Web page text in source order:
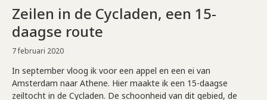
Zeilen in de Cycladen, een 15-
daagse route
7 februari 2020
In september vloog ik voor een appel en een ei van
Amsterdam naar Athene. Hier maakte ik een 15-daagse
zeiltocht in de Cycladen. De schoonheid van dit gebied, de